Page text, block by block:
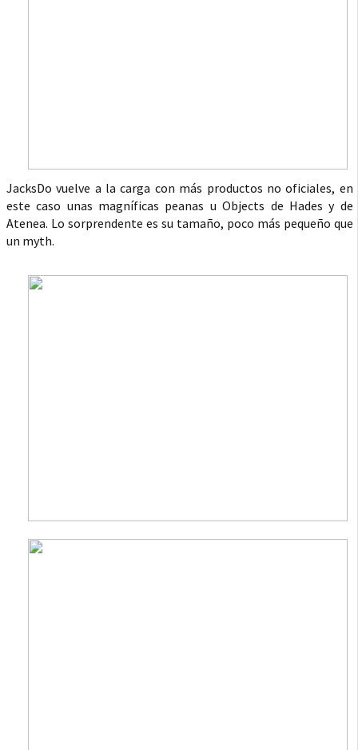
JacksDo vuelve a la carga con más productos no oficiales, en
este caso unas magníficas peanas u Objects de Hades y de
Atenea. Lo sorprendente es su tamaño, poco más pequeño que
un myth.